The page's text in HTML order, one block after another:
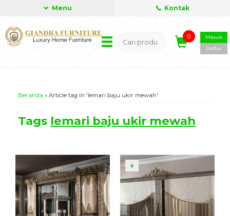
Menu Kontak
0
Masuk
Daftar
Beranda » Article tag in 'lemari baju ukir mewah'
Tags lemari baju ukir mewah